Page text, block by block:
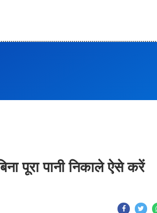
पूरा पानी निकाले ऐसे करें